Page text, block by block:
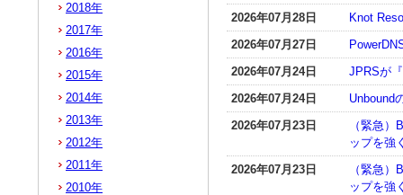
2026年07月28日
Knot
2026年07月27日
2026年07月24日
JPRSが
2026年07月24日
Unbound
2026年07月23日
（緊急
ップを強
2026年07月23日
（緊急
ップを強
2018年
2017年
2016年
2015年
2014年
2013年
2012年
2011年
2010年